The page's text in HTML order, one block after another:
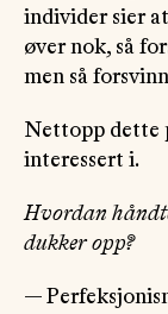
individer sier
øver nok, så
men så
Nettopp dette
interessert i.
Hvordan
dukker opp?
—